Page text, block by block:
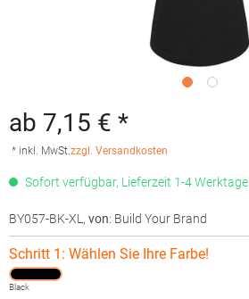
ab 7,15 € *
* inkl. MwSt.zzgl. Versandkosten
Sofort verfügbar, Lieferzeit 1-4 Werktage
BY057-BK-XL , von: Build Your Brand
Schritt 1: Wählen Sie Ihre Farbe!
Black